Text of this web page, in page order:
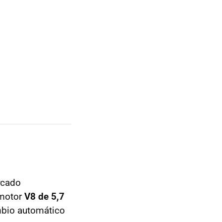
V8 de 5,7
automático